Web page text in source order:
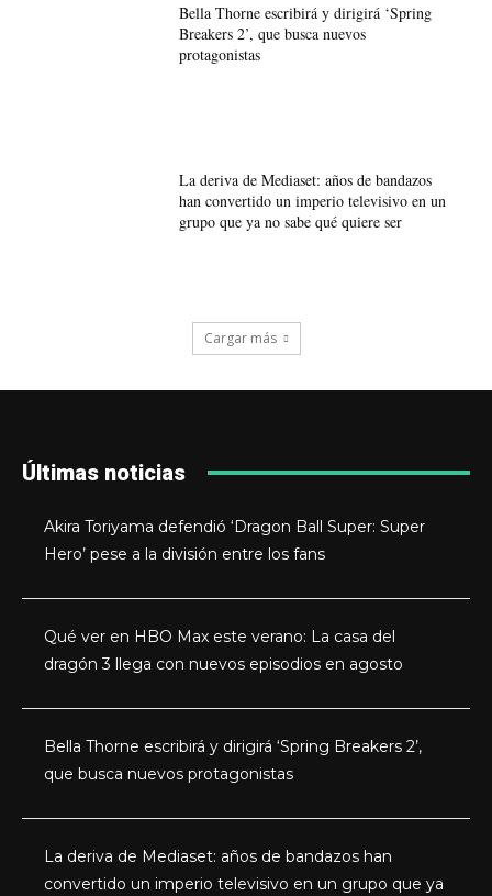
Bella Thorne escribirá y dirigirá ‘Spring
Breakers 2’, que busca nuevos
protagonistas
La deriva de Mediaset: años de bandazos
han convertido un imperio televisivo en un
grupo que ya no sabe qué quiere ser
Cargar más
Últimas noticias
Akira Toriyama defendió ‘Dragon Ball Super: Super
Hero’ pese a la división entre los fans
Qué ver en HBO Max este verano: La casa del
dragón 3 llega con nuevos episodios en agosto
Bella Thorne escribirá y dirigirá ‘Spring Breakers 2’,
que busca nuevos protagonistas
La deriva de Mediaset: años de bandazos han
convertido un imperio televisivo en un grupo que ya